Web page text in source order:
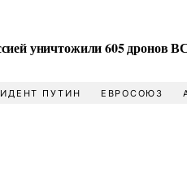
уничтожили 605 дронов
ПУТИН ЕВРОСОЮЗ